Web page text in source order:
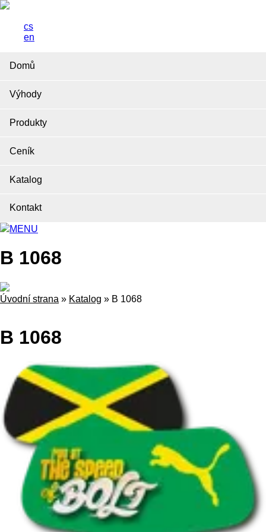
cs
en
Domů
Výhody
Produkty
Ceník
Katalog
Kontakt
MENU
B 1068
Úvodní strana » Katalog » B 1068
B 1068